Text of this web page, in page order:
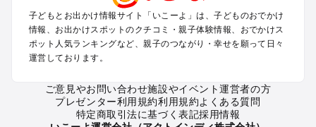
中国･四国のプールおでかけ
九州･沖縄のプールおでかけ
定番お出かけスポット
子どもとお出かけ情報サイト「いこーよ」は、子どものおでかけ
情報、お出かけスポットのクチコミ・親子体験情報、おでかけス
ポット人気ランキングなど、親子のつながり・幸せを願って日々
運営しております。
ご意見やお問い合わせ施設やイベント運営者の方
プレゼンター利用規約利用規約よくある質問
特定商取引法に基づく表記採用情報